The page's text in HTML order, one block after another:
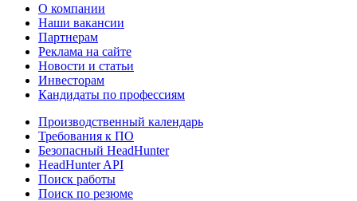
О компании
Наши вакансии
Партнерам
Реклама на сайте
Новости и статьи
Инвесторам
Кандидаты по профессиям
Производственный календарь
Требования к ПО
Безопасный HeadHunter
HeadHunter API
Поиск работы
Поиск по резюме